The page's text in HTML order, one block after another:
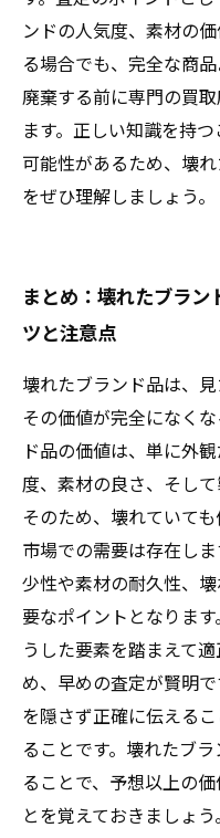
ンドの人気度、素材の
る場合でも、完全な商
廃棄する前に専門の買
ます。正しい知識を持
可能性があるため、壊
をぜひ理解しましょう。
まとめ：壊れたブラン
ツと注意点
壊れたブランド品は、
その価値が完全になく
ド品の価値は、単に外
度、素材の良さ、そして
そのため、壊れていて
市場での需要は存在し
少性や素材の耐久性、
要なポイントとなりま
うした要素を踏まえて
め、早めの査定が賢明
を隠さず正確に伝える
ることです。壊れたブ
ることで、予想以上の
とを覚えておきましょう。